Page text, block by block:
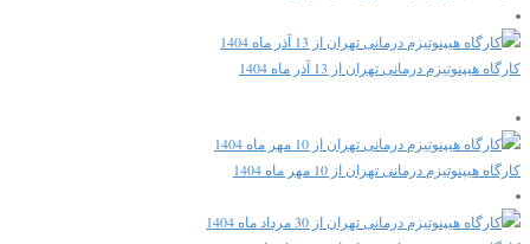
کارگاه هیپنوتیزم درمانی تهران از 13 آذر ماه 1404
کارگاه هیپنوتیزم درمانی تهران از 10 مهر ماه 1404